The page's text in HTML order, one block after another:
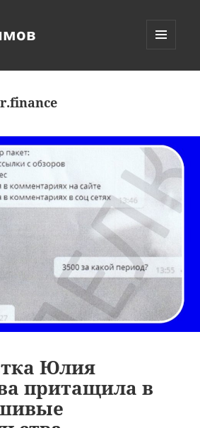
Юлия
притащила в